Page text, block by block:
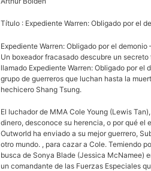
Título : Expediente Warren: Obligado por el
Expediente Warren: Obligado por el demonio
Un boxeador fracasado descubre un
llamado Expediente Warren: Obligado por el
grupo de guerreros que luchan hasta la
hechicero Shang Tsung.
El luchador de MMA Cole Young (Lewis
dinero, desconoce su herencia, o por qué el
Outworld ha enviado a su mejor guerrero,
otro mundo. , para cazar a Cole. Temiendo
busca de Sonya Blade (Jessica McNamee)
un comandante de las Fuerzas Especiales